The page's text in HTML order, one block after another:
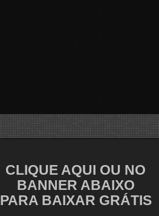
CLIQUE AQUI OU NO
BANNER ABAIXO
PARA BAIXAR GRÁTIS